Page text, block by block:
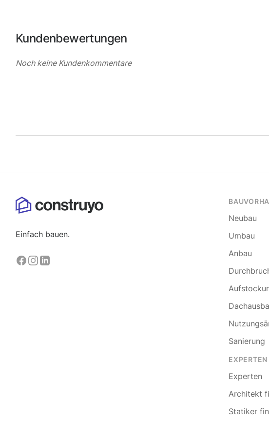
Kundenbewertungen
Noch keine Kundenkommentare
Einfach bauen.
Neubau
Umbau
Anbau
Sanierung
EXPERTEN
Experten
Architekt
Statiker